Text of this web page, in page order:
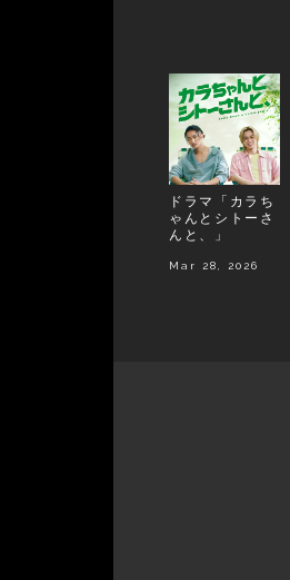
ドラマ「カラち
ゃんとシトーさ
んと、」
Mar 28, 2026